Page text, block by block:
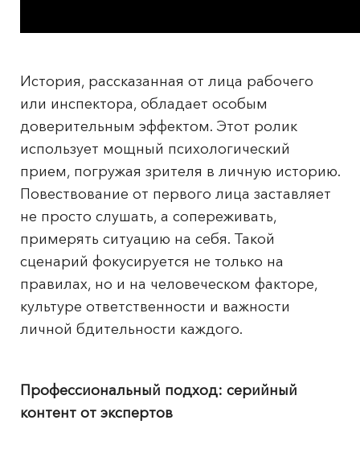
История, рассказанная от лица рабочего
или инспектора, обладает особым
доверительным эффектом. Этот ролик
использует мощный психологический
прием, погружая зрителя в личную историю.
Повествование от первого лица заставляет
не просто слушать, а сопереживать,
примерять ситуацию на себя. Такой
сценарий фокусируется не только на
правилах, но и на человеческом факторе,
культуре ответственности и важности
личной бдительности каждого.
Профессиональный подход: серийный
контент от экспертов